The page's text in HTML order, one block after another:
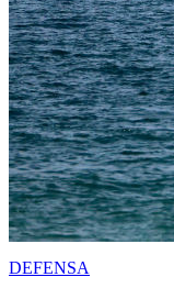
DEFENSA